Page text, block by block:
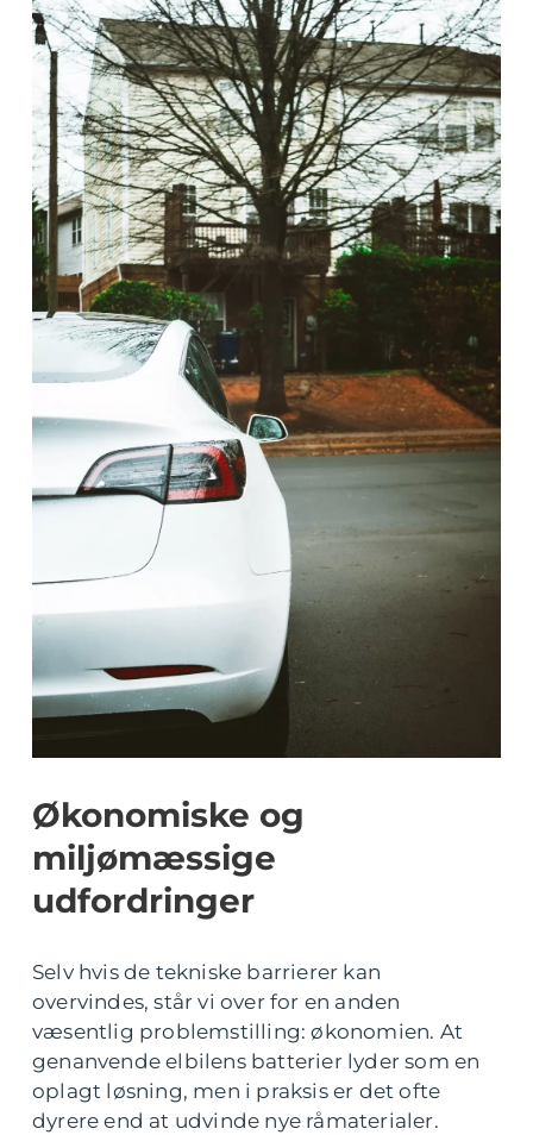
Økonomiske og
miljømæssige
udfordringer
Selv hvis de tekniske barrierer kan
overvindes, står vi over for en anden
væsentlig problemstilling: økonomien. At
genanvende elbilens batterier lyder som en
oplagt løsning, men i praksis er det ofte
dyrere end at udvinde nye råmaterialer.